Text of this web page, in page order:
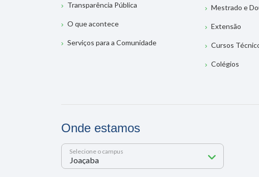
Transparência Pública
O que acontece
Serviços para a Comunidade
Mestrado e
Extensão
Cursos
Colégios
Onde estamos
Selecione o campus